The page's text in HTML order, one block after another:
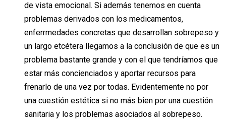
de vista emocional. Si además tenemos en cuenta
problemas derivados con los medicamentos,
enferrmedades concretas que desarrollan sobrepeso y
un largo etcétera llegamos a la conclusión de que es un
problema bastante grande y con el que tendríamos que
estar más concienciados y aportar recursos para
frenarlo de una vez por todas. Evidentemente no por
una cuestión estética si no más bien por una cuestión
sanitaria y los problemas asociados al sobrepeso.